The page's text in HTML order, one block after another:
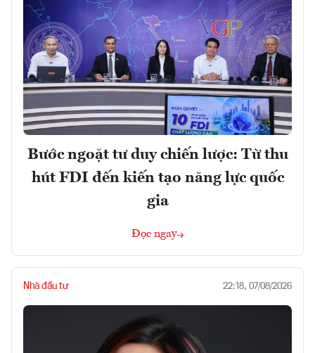
Bước ngoặt tư duy chiến lược: Từ thu
hút FDI đến kiến tạo năng lực quốc
gia
Đọc ngay
Nhà đầu tư 22:18, 07/08/2026